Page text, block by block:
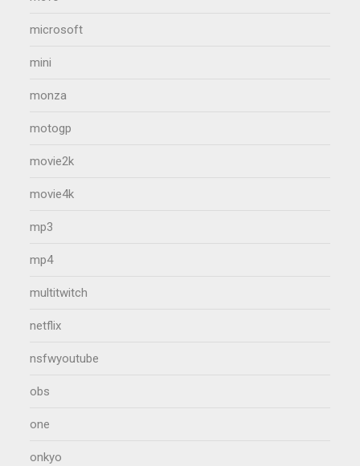
microsoft
mini
monza
motogp
movie2k
movie4k
mp3
mp4
multitwitch
netflix
nsfwyoutube
obs
one
onkyo